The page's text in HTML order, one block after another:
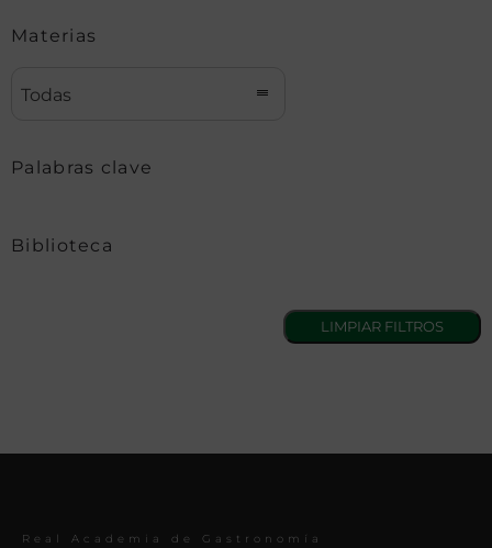
Materias
Todas
Palabras clave
Biblioteca
Real Academia de Gastronomía